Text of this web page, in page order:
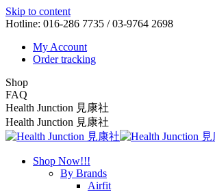
Skip to content
Hotline: 016-286 7735 / 03-9764 2698
My Account
Order tracking
Shop
FAQ
Health Junction 見康社
Health Junction 見康社
Shop Now!!!
By Brands
Airfit